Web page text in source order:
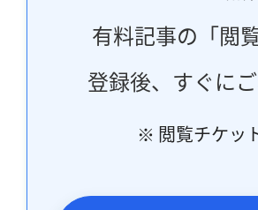
有料記事の「閲
登録後、すぐに
※ 閲覧チケッ